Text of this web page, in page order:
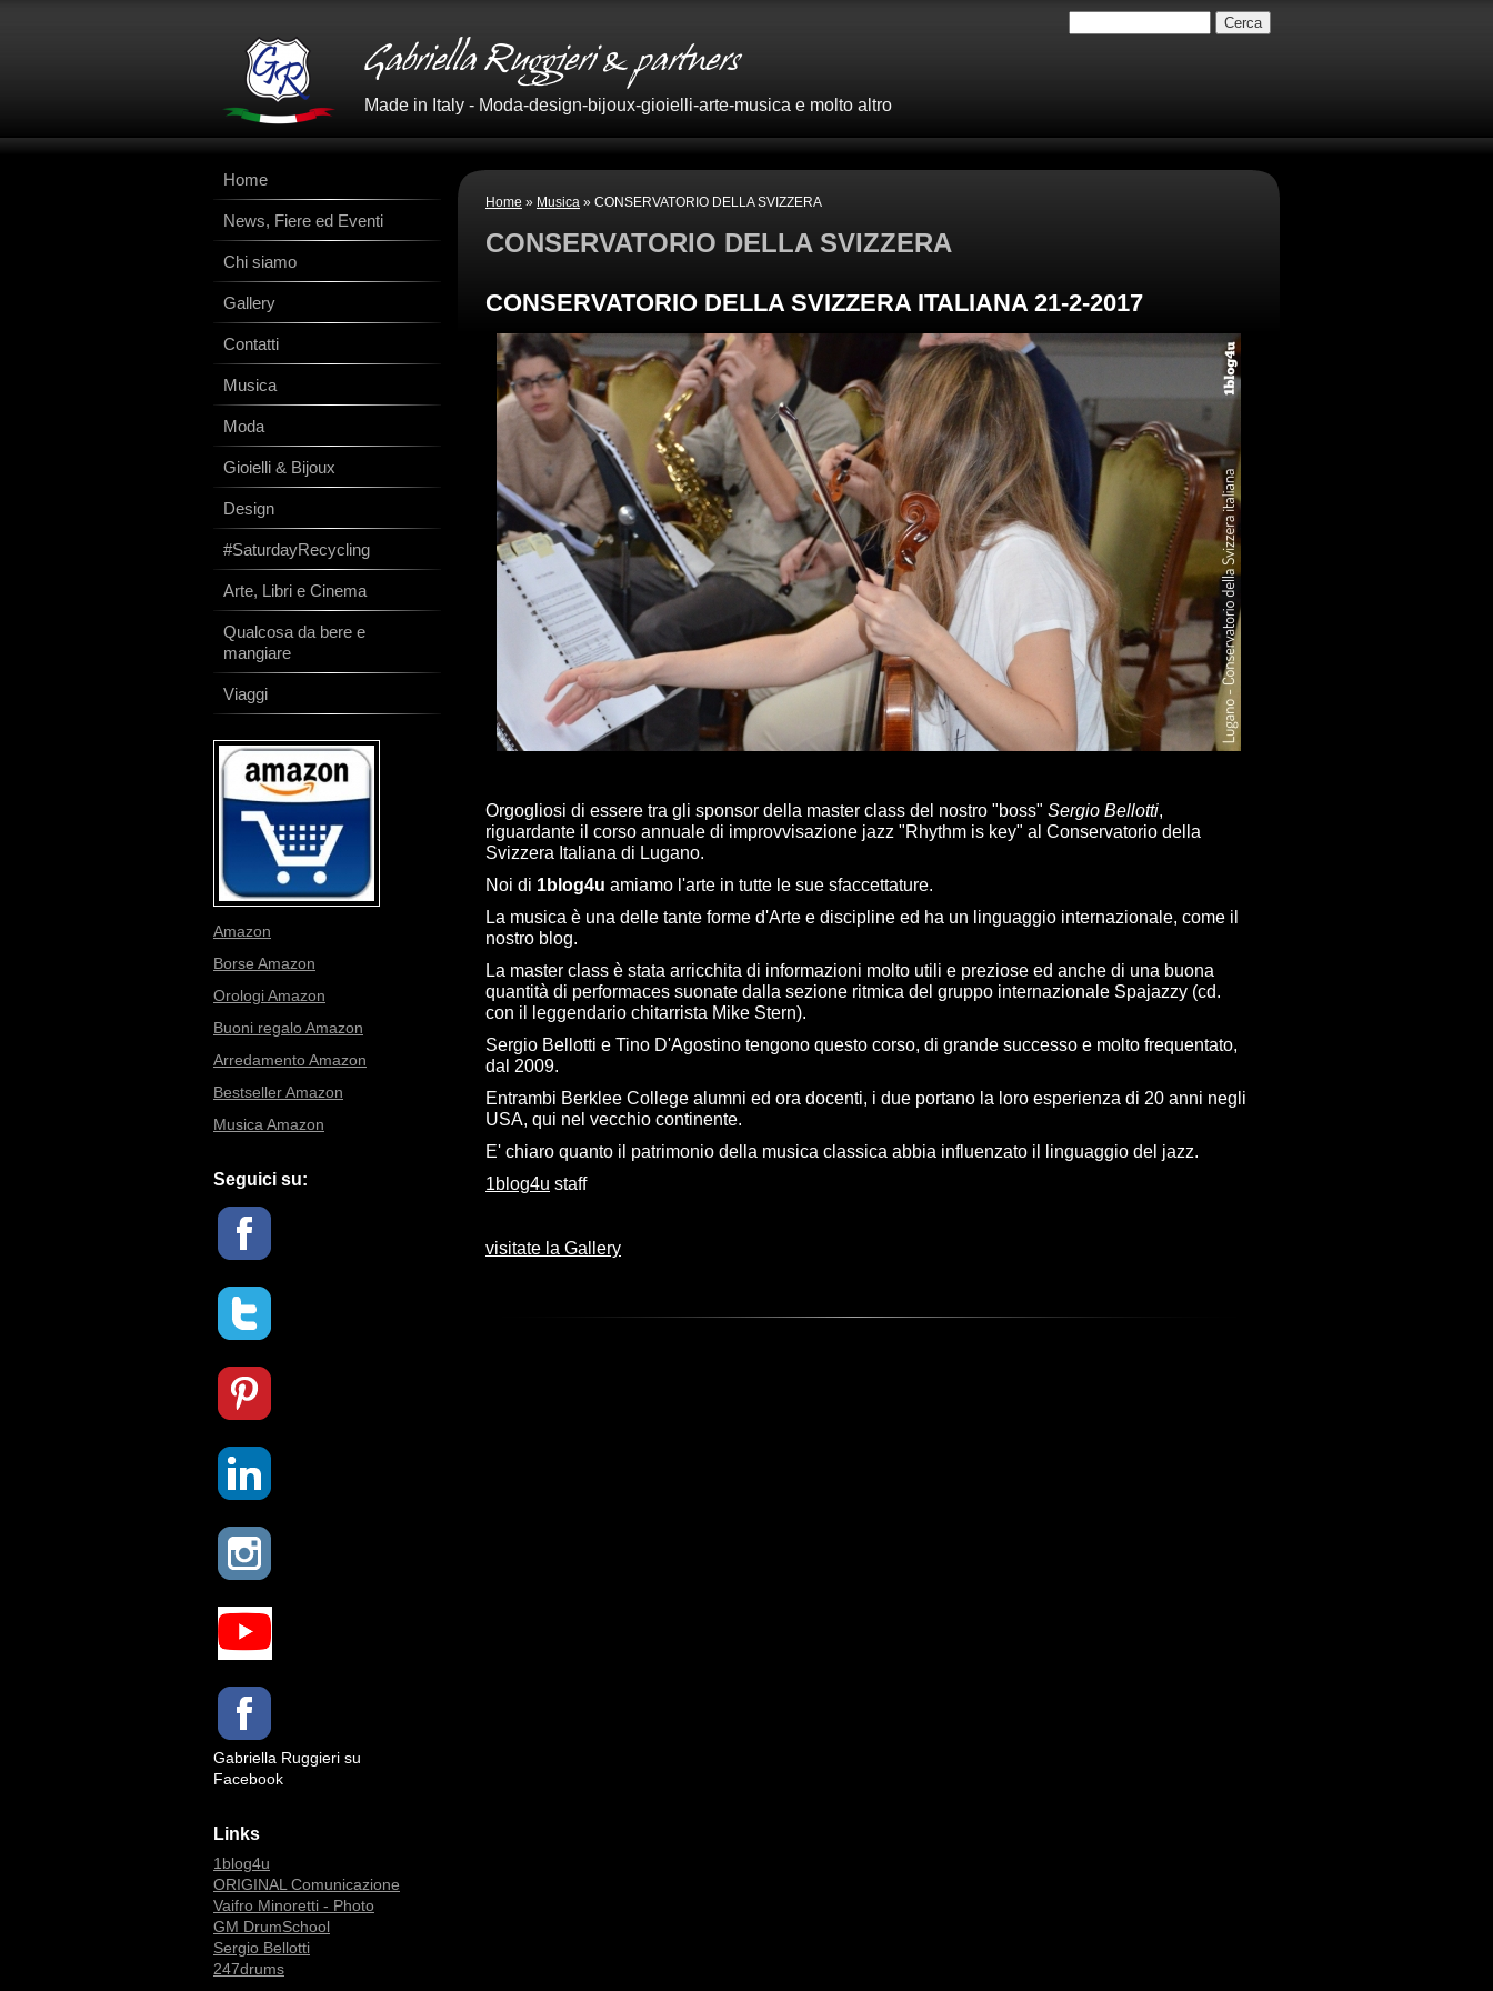
Made in Italy - Moda-design-bijoux-gioielli-arte-musica e molto altro
Home » Musica » CONSERVATORIO DELLA SVIZZERA
CONSERVATORIO DELLA SVIZZERA
CONSERVATORIO DELLA SVIZZERA ITALIANA 21-2-2017
Orgogliosi di essere tra gli sponsor della master class del nostro "boss" Sergio Bellotti,
riguardante il corso annuale di improvvisazione jazz "Rhythm is key" al Conservatorio della
Svizzera Italiana di Lugano.
Noi di 1blog4u amiamo l'arte in tutte le sue sfaccettature.
La musica è una delle tante forme d'Arte e discipline ed ha un linguaggio internazionale, come il
nostro blog.
La master class è stata arricchita di informazioni molto utili e preziose ed anche di una buona
quantità di performaces suonate dalla sezione ritmica del gruppo internazionale Spajazzy (cd.
con il leggendario chitarrista Mike Stern).
Sergio Bellotti e Tino D'Agostino tengono questo corso, di grande successo e molto frequentato,
dal 2009.
Entrambi Berklee College alumni ed ora docenti, i due portano la loro esperienza di 20 anni negli
USA, qui nel vecchio continente.
E' chiaro quanto il patrimonio della musica classica abbia influenzato il linguaggio del jazz.
1blog4u staff
visitate la Gallery
Home
News, Fiere ed Eventi
Chi siamo
Gallery
Contatti
Musica
Moda
Gioielli & Bijoux
Design
#SaturdayRecycling
Arte, Libri e Cinema
Qualcosa da bere e
mangiare
Viaggi
Amazon
Borse Amazon
Orologi Amazon
Buoni regalo Amazon
Arredamento Amazon
Bestseller Amazon
Musica Amazon
Seguici su:
Gabriella Ruggieri su
Facebook
Links
1blog4u
ORIGINAL Comunicazione
Vaifro Minoretti - Photo
GM DrumSchool
Sergio Bellotti
247drums